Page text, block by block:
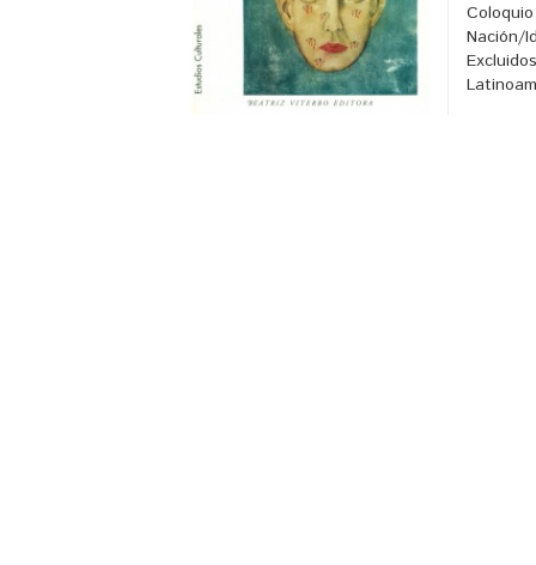
Nación/